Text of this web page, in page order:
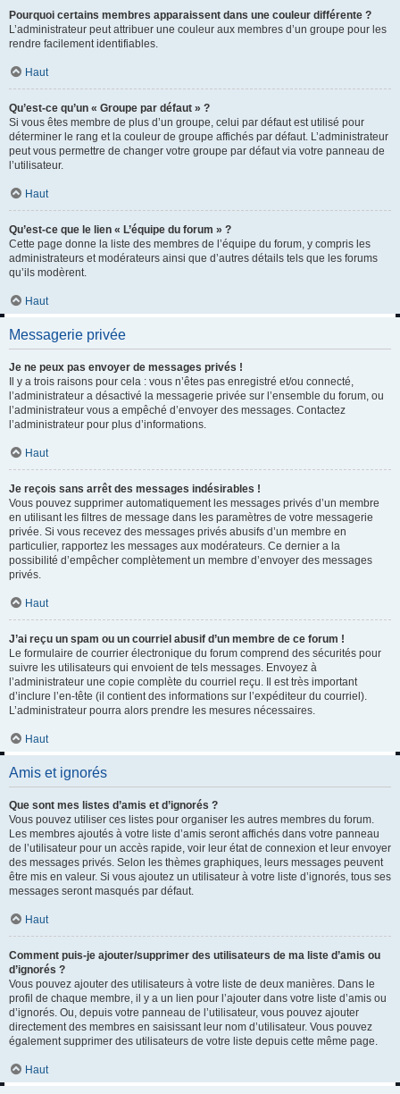
Pourquoi certains membres apparaissent dans une couleur différente ?
L’administrateur peut attribuer une couleur aux membres d’un groupe pour les
rendre facilement identifiables.
Haut
Qu’est-ce qu’un « Groupe par défaut » ?
Si vous êtes membre de plus d’un groupe, celui par défaut est utilisé pour
déterminer le rang et la couleur de groupe affichés par défaut. L’administrateur
peut vous permettre de changer votre groupe par défaut via votre panneau de
l’utilisateur.
Haut
Qu’est-ce que le lien « L’équipe du forum » ?
Cette page donne la liste des membres de l’équipe du forum, y compris les
administrateurs et modérateurs ainsi que d’autres détails tels que les forums
qu’ils modèrent.
Haut
Messagerie privée
Je ne peux pas envoyer de messages privés !
Il y a trois raisons pour cela : vous n’êtes pas enregistré et/ou connecté,
l’administrateur a désactivé la messagerie privée sur l’ensemble du forum, ou
l’administrateur vous a empêché d’envoyer des messages. Contactez
l’administrateur pour plus d’informations.
Haut
Je reçois sans arrêt des messages indésirables !
Vous pouvez supprimer automatiquement les messages privés d’un membre
en utilisant les filtres de message dans les paramètres de votre messagerie
privée. Si vous recevez des messages privés abusifs d’un membre en
particulier, rapportez les messages aux modérateurs. Ce dernier a la
possibilité d’empêcher complètement un membre d’envoyer des messages
privés.
Haut
J’ai reçu un spam ou un courriel abusif d’un membre de ce forum !
Le formulaire de courrier électronique du forum comprend des sécurités pour
suivre les utilisateurs qui envoient de tels messages. Envoyez à
l’administrateur une copie complète du courriel reçu. Il est très important
d’inclure l’en-tête (il contient des informations sur l’expéditeur du courriel).
L’administrateur pourra alors prendre les mesures nécessaires.
Haut
Amis et ignorés
Que sont mes listes d’amis et d’ignorés ?
Vous pouvez utiliser ces listes pour organiser les autres membres du forum.
Les membres ajoutés à votre liste d’amis seront affichés dans votre panneau
de l’utilisateur pour un accès rapide, voir leur état de connexion et leur envoyer
des messages privés. Selon les thèmes graphiques, leurs messages peuvent
être mis en valeur. Si vous ajoutez un utilisateur à votre liste d’ignorés, tous ses
messages seront masqués par défaut.
Haut
Comment puis-je ajouter/supprimer des utilisateurs de ma liste d’amis ou
d’ignorés ?
Vous pouvez ajouter des utilisateurs à votre liste de deux manières. Dans le
profil de chaque membre, il y a un lien pour l’ajouter dans votre liste d’amis ou
d’ignorés. Ou, depuis votre panneau de l’utilisateur, vous pouvez ajouter
directement des membres en saisissant leur nom d’utilisateur. Vous pouvez
également supprimer des utilisateurs de votre liste depuis cette même page.
Haut